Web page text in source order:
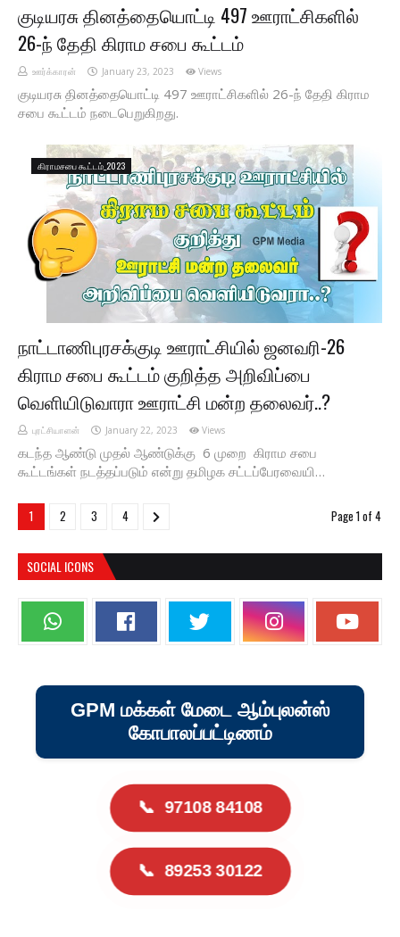
குடியரசு தினத்தையொட்டி 497 ஊராட்சிகளில்
26-ந் தேதி கிராம சபை கூட்டம்
ஊர்க்காரன் January 23, 2023 Views
குடியரசு தினத்தையொட்டி 497 ஊராட்சிகளில் 26-ந் தேதி கிராம
சபை கூட்டம் நடைபெறுகிறது.
கிராமசபை கூட்டம்_2023
நாட்டாணிபுரசக்குடி ஊராட்சியில் ஜனவரி-26
கிராம சபை கூட்டம் குறித்த அறிவிப்பை
வெளியிடுவாரா ஊராட்சி மன்ற தலைவர்..?
புரட்சியாளன் January 22, 2023 Views
கடந்த ஆண்டு முதல் ஆண்டுக்கு 6 முறை கிராம சபை
கூட்டங்கள் நடத்தப்படும் என்று தமிழக சட்டப்பேரவையி…
Page 1 of 4
1 2 3 4
SOCIAL ICONS
GPM மக்கள் மேடை ஆம்புலன்ஸ்
கோபாலப்பட்டிணம்
📞 97108 84108
📞 89253 30122